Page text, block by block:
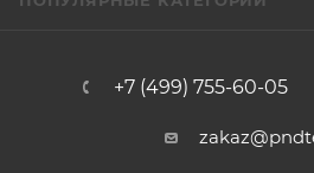
+7 (499) 755-60-05